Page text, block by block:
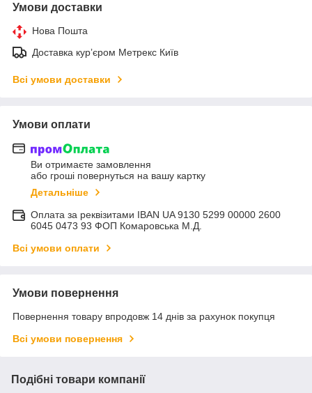
Умови доставки
Нова Пошта
Доставка курʼєром Метрекс Київ
Всі умови доставки
Умови оплати
Ви отримаєте замовлення
або гроші повернуться на вашу картку
Детальніше
Оплата за реквізитами IBAN UA 9130 5299 00000 2600
6045 0473 93 ФОП Комаровська М.Д.
Всі умови оплати
Умови повернення
Повернення товару впродовж 14 днів за рахунок покупця
Всі умови повернення
Подібні товари компанії